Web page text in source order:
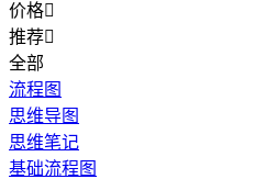
价格
推荐
全部
流程图
思维导图
思维笔记
基础流程图